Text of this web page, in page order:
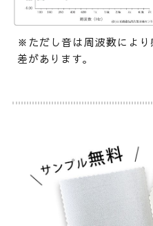
※ただし音は周波数により
差があります。